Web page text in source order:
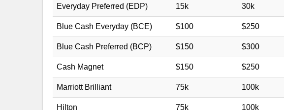
Everyday Preferred (EDP) 15k 30k
Blue Cash Everyday (BCE) $100 $250
Blue Cash Preferred (BCP) $150 $300
Cash Magnet $150 $250
Marriott Brilliant 75k 100k
Hilton 75k 100k